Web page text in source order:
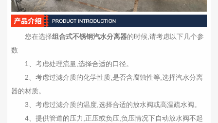
您在选择组合式不锈钢汽水分离器的时候,请考虑以下几个参
数
1、考虑处理流量,选择合适的口径。
2、考虑过滤介质的化学性质,是否含腐蚀性等,选择汽水分离
器的材质。
3、考虑过滤介质的温度,选择合适的放水阀或高温疏水阀。
4、提供管道的压力,正压或负压,负压情况下自动放水阀不起